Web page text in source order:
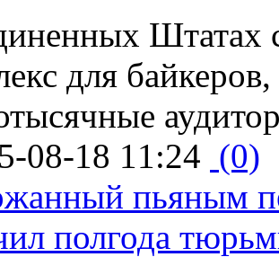
Штатах
для
08-18 11:24 (0)
пьяным
полгода